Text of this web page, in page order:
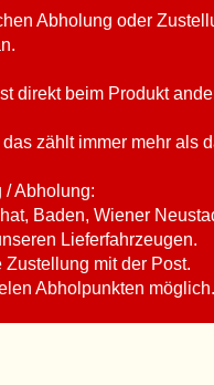
Abholung oder
direkt beim Produkt
zählt immer mehr als
/ Abholung:
Baden, Wiener
Lieferfahrzeugen.
Zustellung mit der Post.
Abholpunkten möglich.